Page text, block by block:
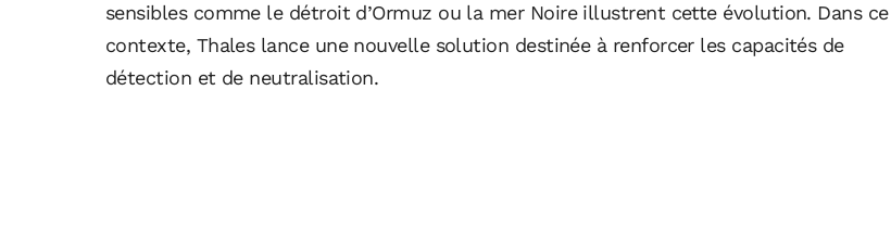
sensibles comme le détroit d’Ormuz ou la mer Noire illustrent cette évolution. Dans ce
contexte, Thales lance une nouvelle solution destinée à renforcer les capacités de
détection et de neutralisation.